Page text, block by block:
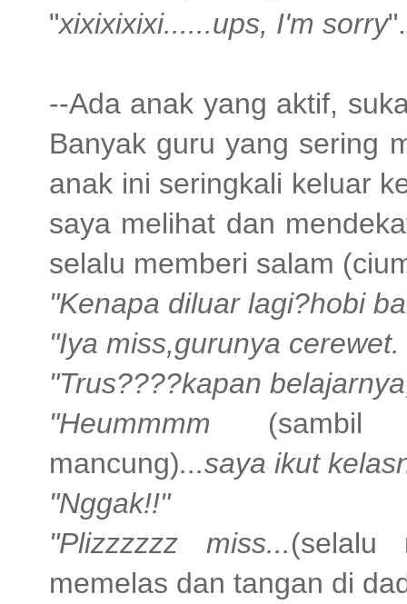
"xixixixixi......ups, I'm sorry".
--Ada anak yang aktif,
Banyak guru yang sering
anak ini seringkali keluar
saya melihat dan
selalu memberi salam
"Kenapa diluar lagi?hobi
"Iya miss,gurunya
"Trus????kapan
"Heummmm (sambil
mancung)...saya ikut
"Nggak!!"
"Plizzzzzz miss...(selalu
memelas dan tangan di